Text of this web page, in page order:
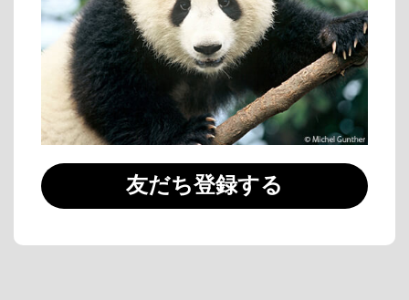
友だち登録する